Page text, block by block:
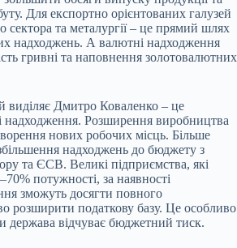
Для експортно орієнтованих галузей
сектора та металургії – це прямий шлях
надходжень. А валютні надходження
гривні та наповнення золотовалютних
виділяє Дмитро Коваленко – це
надходження. Розширення виробництва
нових робочих місць. Більше
надходжень до бюджету з
та ЄСВ. Великі підприємства, які
потужності, за наявності
зможуть досягти повного
розширити податкову базу. Це особливо
держава відчуває бюджетний тиск.